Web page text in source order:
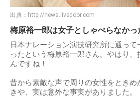
出典： http://news.livedoor.com
梅原裕一郎は女子としゃべらなかっ
日本ナレーション演技研究所に通って
ったという梅原裕一郎さん。やはり、
んですね！
昔から素敵な声で周りの女性をときめ
きや、実は意外な事実がありました。